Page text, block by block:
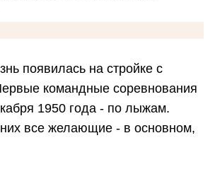
появилась на стройке с
командные соревнования
1950 года - по лыжам.
все желающие - в основном,